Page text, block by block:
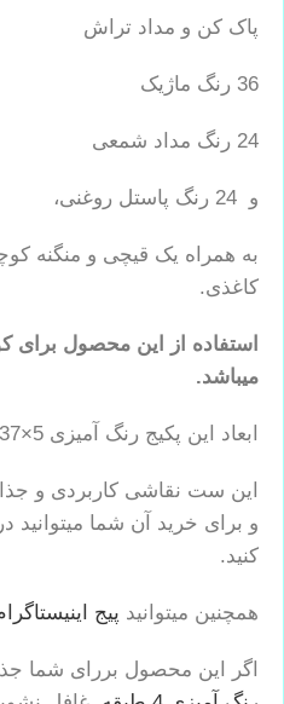
پاک کن و مداد تراش
36 رنگ ماژیک
24 رنگ مداد شمعی
و 24 رنگ پاستل روغنی،
به همراه یک قیچی و منگنه
کاغذی.
میباشد.
ابعاد این پکیج رنگ آمیزی 5×37×30 سانتی متر میباشد.
این ست نقاشی کاربردی و
و برای خرید آن شما میتوانید در
کنید.
همچنین میتوانید پیج
اگر این محصول بررای شما